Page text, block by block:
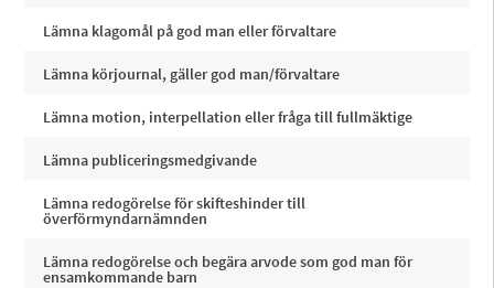
Lämna klagomål på god man eller förvaltare
Lämna körjournal, gäller god man/förvaltare
Lämna motion, interpellation eller fråga till fullmäktige
Lämna publiceringsmedgivande
Lämna redogörelse för skifteshinder till
överförmyndarnämnden
Lämna redogörelse och begära arvode som god man för
ensamkommande barn